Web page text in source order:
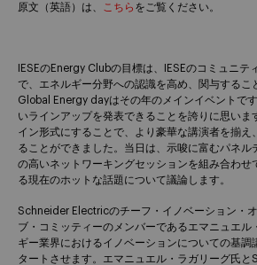
原文（英語）は、 こちら をご覧ください。
IESEのEnergy Clubの目標は、IESEのコミュニテ
で、エネルギー分野への認識を高め、関与するこ
Global Energy dayはその年のメインイベントで
いラインアップを発表できることを誇りに思いま
イン形式にすることで、より豪華な講演者を揃え
ることができました。当日は、示唆に富むパネル
の高いネットワーキングセッションを組み合わせ
る現在のホットな話題について議論します。
Schneider Electricのチーフ・イノベーション・
ブ・コミッティーのメンバーであるエマニュエル
ギー業界におけるイノベーションについての基調
タートさせます。エマニュエル・ラガリーグ氏